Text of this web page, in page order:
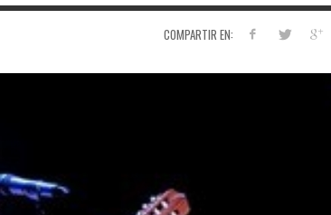
COMPARTIR EN: